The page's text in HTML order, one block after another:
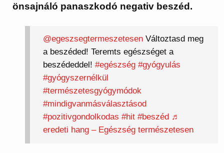
önsajnáló panaszkodó negativ beszéd.
@egeszsegtermeszetesenVáltoztasd meg
a beszéded! Teremts egészséget a
beszédeddel! #egészség #gyógyulás
#gyógyszernélkül
#természetesgyógymódok
#mindigvanmásválasztásod
#pozitivgondolkodas #hit #beszéd ♬
eredeti hang – Egészség természetesen